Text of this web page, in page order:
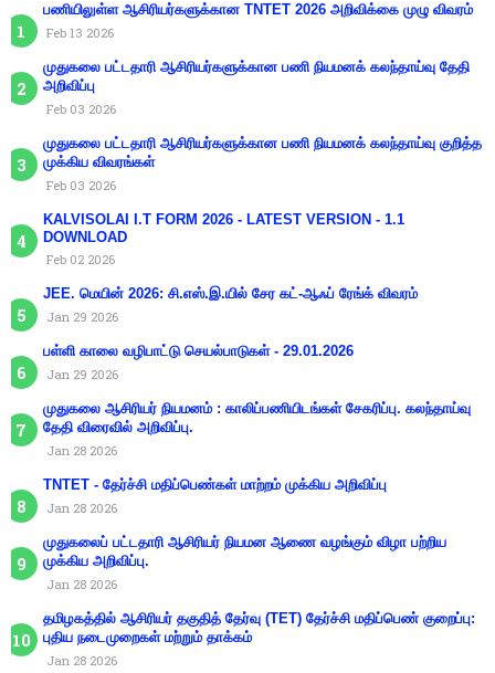
பணியிலுள்ள ஆசிரியர்களுக்கான TNTET 2026 அறிவிக்கை முழு விவரம்
Feb 13 2026
முதுகலை பட்டதாரி ஆசிரியர்களுக்கான பணி நியமனக் கலந்தாய்வு தேதி
அறிவிப்பு
Feb 03 2026
முதுகலை பட்டதாரி ஆசிரியர்களுக்கான பணி நியமனக் கலந்தாய்வு குறித்த
முக்கிய விவரங்கள்
Feb 03 2026
KALVISOLAI I.T FORM 2026 - LATEST VERSION - 1.1
DOWNLOAD
Feb 02 2026
JEE. மெயின் 2026: சி.எஸ்.இ.யில் சேர கட்-ஆஃப் ரேங்க் விவரம்
Jan 29 2026
பள்ளி காலை வழிபாட்டு செயல்பாடுகள் - 29.01.2026
Jan 29 2026
முதுகலை ஆசிரியர் நியமனம் : காலிப்பணியிடங்கள் சேகரிப்பு. கலந்தாய்வு
தேதி விரைவில் அறிவிப்பு.
Jan 28 2026
TNTET - தேர்ச்சி மதிப்பெண்கள் மாற்றம் முக்கிய அறிவிப்பு
Jan 28 2026
முதுகலைப் பட்டதாரி ஆசிரியர் நியமன ஆணை வழங்கும் விழா பற்றிய
முக்கிய அறிவிப்பு.
Jan 28 2026
தமிழகத்தில் ஆசிரியர் தகுதித் தேர்வு (TET) தேர்ச்சி மதிப்பெண் குறைப்பு:
புதிய நடைமுறைகள் மற்றும் தாக்கம்
Jan 28 2026